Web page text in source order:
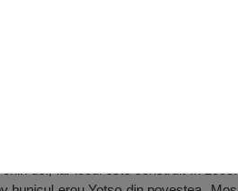
dol, iar locul este construit în 2005.